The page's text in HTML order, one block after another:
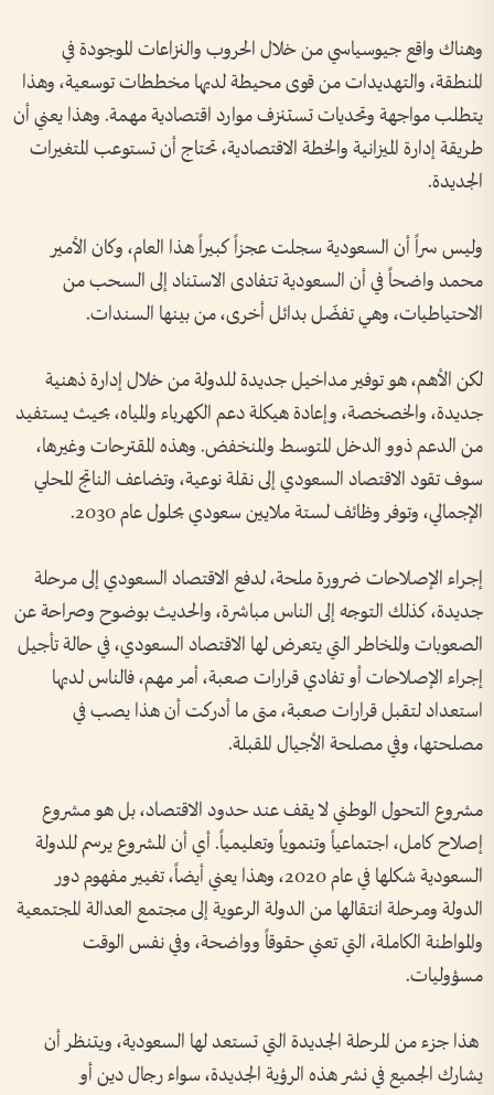
وهناك واقع جيوسياسي من خلال الحروب والنزاعات الموجودة في
المنطقة، والتهديدات من قوى محيطة لديها مخططات توسعية‫، وهذا
يتطلب مواجهة وتحديات تستنزف موارد اقتصادية مهمة‫.‬ وهذا يعني أن
طريقة إدارة الميزانية والخطة الاقتصادية، تحتاج أن تستوعب المتغيرات
الجديدة‫.‬
وليس سراً أن السعودية سجلت عجزاً كبيراً هذا العام، وكان الأمير
محمد واضحاً في أن السعودية تتفادى الاستناد إلى السحب من
الاحتياطيات، وهي تفضّل بدائل أخرى، من بينها السندات‫.‬
لكن الأهم، هو توفير مداخيل جديدة للدولة من خلال إدارة ذهنية
جديدة، والخصخصة، وإعادة هيكلة دعم الكهرباء والمياه، بحيث يستفيد
من الدعم ذوو الدخل المتوسط والمنخفض‫.‬ وهذه المقترحات وغيرها،
سوف تقود الاقتصاد السعودي إلى نقلة نوعية، وتضاعف الناتج المحلي
الإجمالي، وتوفر وظائف لستة ملايين سعودي بحلول عام 2030.
إجراء الإصلاحات ضرورة ملحة، لدفع الاقتصاد السعودي إلى مرحلة
جديدة، كذلك التوجه إلى الناس مباشرة، والحديث بوضوح وصراحة عن
الصعوبات والمخاطر التي يتعرض لها الاقتصاد السعودي، في حالة تأجيل
إجراء الإصلاحات أو تفادي قرارات صعبة، أمر مهم‫، فالناس لديها
استعداد لتقبل قرارات صعبة، متى ما أدركت أن هذا يصب في
مصلحتها، وفي مصلحة الأجيال المقبلة‫.‬
مشروع التحول الوطني لا يقف عند حدود الاقتصاد‫، بل هو مشروع
إصلاح كامل، اجتماعياً وتنموياً وتعليمياً‫.‬ أي أن المشروع يرسم للدولة
السعودية شكلها في عام 2020، وهذا يعني أيضاً، تغيير مفهوم دور
الدولة‫ ومرحلة انتقالها من الدولة الرعوية إلى مجتمع العدالة المجتمعية
والمواطنة الكاملة‫، التي تعني حقوقاً وواضحة، وفي نفس الوقت
مسؤوليات‫.
‬ هذا جزء من المرحلة الجديدة التي تستعد لها السعودية، ويتنظر أن
يشارك الجميع في نشر هذه الرؤية الجديدة، سواء رجال دين أو